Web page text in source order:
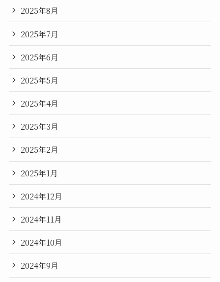
2025年8月
2025年7月
2025年6月
2025年5月
2025年4月
2025年3月
2025年2月
2025年1月
2024年12月
2024年11月
2024年10月
2024年9月